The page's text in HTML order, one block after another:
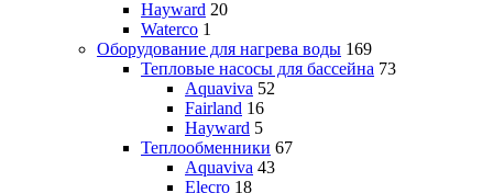
Hayward 20
Waterco 1
Оборудование для нагрева воды 169
Тепловые насосы для бассейна 73
Aquaviva 52
Fairland 16
Hayward 5
Теплообменники 67
Aquaviva 43
Elecro 18